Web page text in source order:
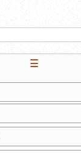
☰